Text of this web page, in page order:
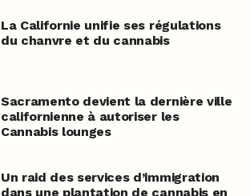
La Californie unifie ses régulations
du chanvre et du cannabis
Sacramento devient la dernière ville
californienne à autoriser les
Cannabis lounges
Un raid des services d’immigration
dans une plantation de cannabis en